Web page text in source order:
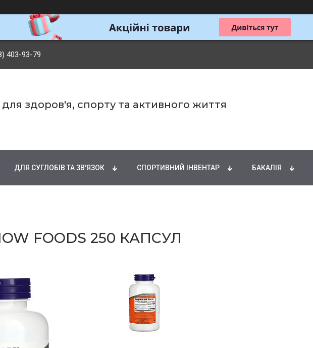
403-93-79
здоров'я, спорту та активного життя
ДЛЯ СУГЛОБІВ ТА ЗВ'ЯЗОК СПОРТИВНИЙ ІНВЕНТАР БАКАЛІЯ
FOODS 250 КАПСУЛ